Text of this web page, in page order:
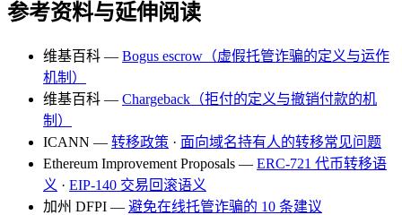
参考资料与延伸阅读
维基百科 — Bogus escrow（虚假托管诈骗的定义与运作
机制）
维基百科 — Chargeback（拒付的定义与撤销付款的机
制）
ICANN — 转移政策 · 面向域名持有人的转移常见问题
Ethereum Improvement Proposals — ERC-721 代币转移语
义 · EIP-140 交易回滚语义
加州 DFPI — 避免在线托管诈骗的 10 条建议